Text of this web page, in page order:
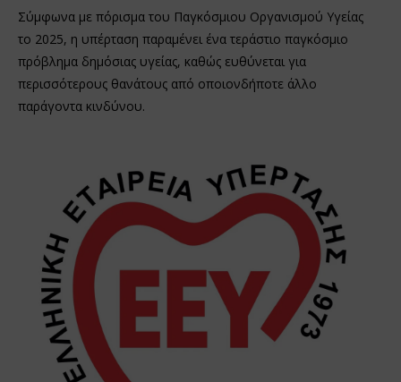
Σύμφωνα με πόρισμα του Παγκόσμιου Οργανισμού Υγείας
το 2025, η υπέρταση παραμένει ένα τεράστιο παγκόσμιο
πρόβλημα δημόσιας υγείας, καθώς ευθύνεται για
περισσότερους θανάτους από οποιονδήποτε άλλο
παράγοντα κινδύνου.